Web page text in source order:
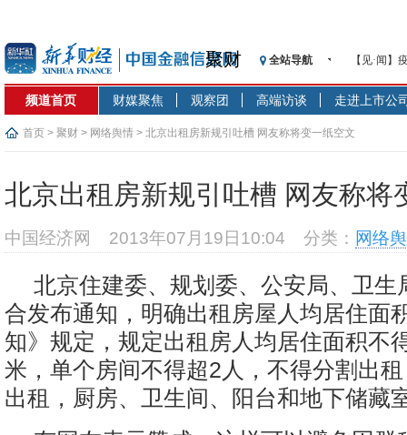
聚财 全站导航
【见·闻
记者手记
【见·闻】
济安金信
在“隐秘的
央行公开
沥青期货
恒生聚源
济安金信
频道首页 财媒聚焦 观察团 高端访谈 走进上市公
首页 > 聚财 > 网络舆情 > 北京出租房新规引吐槽 网友称将变一纸空文
北京出租房新规引吐槽 网友称将
中国经济网 2013年07月19日10:04 分类： 网络
北京住建委、规划委、公安局、卫生
合发布通知，明确出租房屋人均居住面
知》规定，规定出租房人均居住面积不
米，单个房间不得超2人，不得分割出
出租，厨房、卫生间、阳台和地下储藏